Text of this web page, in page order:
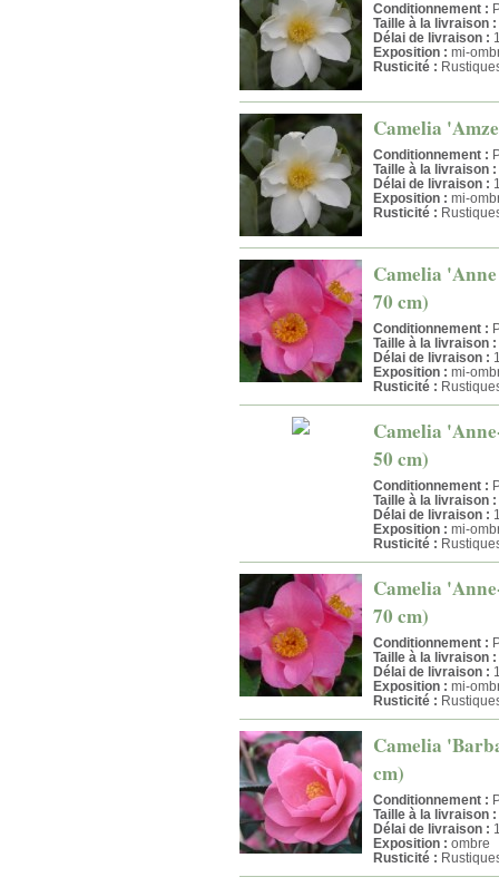
Conditionnement :
Taille à la livraison :
Délai de livraison :
Exposition : mi-
Rusticité :
Camelia
Conditionnement :
Taille à la livraison :
Délai de livraison :
Exposition : mi-
Rusticité :
Camelia
70 cm)
Conditionnement :
Taille à la livraison :
Délai de livraison :
Exposition : mi-
Rusticité :
Camelia
50 cm)
Conditionnement :
Taille à la livraison :
Délai de livraison :
Exposition : mi-
Rusticité :
Camelia
70 cm)
Conditionnement :
Taille à la livraison :
Délai de livraison :
Exposition : mi-
Rusticité :
Camelia
cm)
Conditionnement :
Taille à la livraison :
Délai de livraison :
Exposition : ombre
Rusticité :